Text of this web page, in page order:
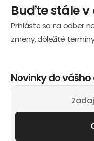
Buďte stále v
Prihláste sa na odber
zmeny, dôležité
Novinky do